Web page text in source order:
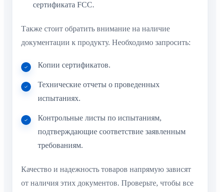
сертификата FCC.
Также стоит обратить внимание на наличие
документации к продукту. Необходимо запросить:
Копии сертификатов.
Технические отчеты о проведенных
испытаниях.
Контрольные листы по испытаниям,
подтверждающие соответствие заявленным
требованиям.
Качество и надежность товаров напрямую зависят
от наличия этих документов. Проверьте, чтобы все